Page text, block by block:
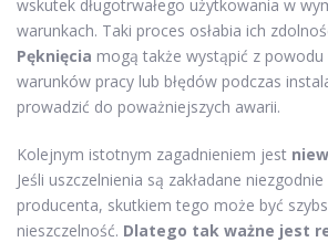
wskutek długotrwałego użytkowania w
warunkach. Taki proces osłabia ich
Pęknięcia mogą także wystąpić z
warunków pracy lub błędów podczas
prowadzić do poważniejszych awarii.
Kolejnym istotnym zagadnieniem jest
Jeśli uszczelnienia są zakładane
producenta, skutkiem tego może być
nieszczelność. Dlatego tak ważne jest